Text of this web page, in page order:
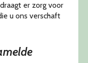
er zorg voor
u ons verschaft